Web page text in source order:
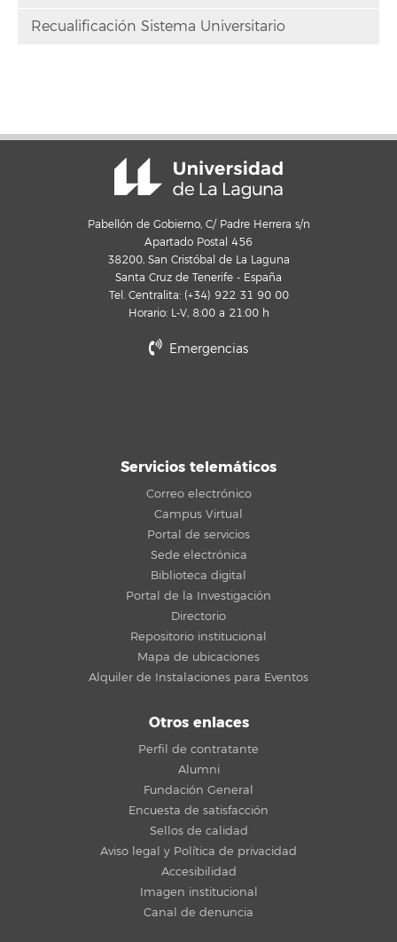
Recualificación Sistema Universitario
Pabellón de Gobierno, C/ Padre Herrera s/n
Apartado Postal 456
38200, San Cristóbal de La Laguna
Santa Cruz de Tenerife - España
Tel. Centralita: (+34) 922 31 90 00
Horario: L-V, 8:00 a 21:00 h
Emergencias
Servicios telemáticos
Correo electrónico
Campus Virtual
Portal de servicios
Sede electrónica
Biblioteca digital
Portal de la Investigación
Directorio
Repositorio institucional
Mapa de ubicaciones
Alquiler de Instalaciones para Eventos
Otros enlaces
Perfil de contratante
Alumni
Fundación General
Encuesta de satisfacción
Sellos de calidad
Aviso legal y Política de privacidad
Accesibilidad
Imagen institucional
Canal de denuncia